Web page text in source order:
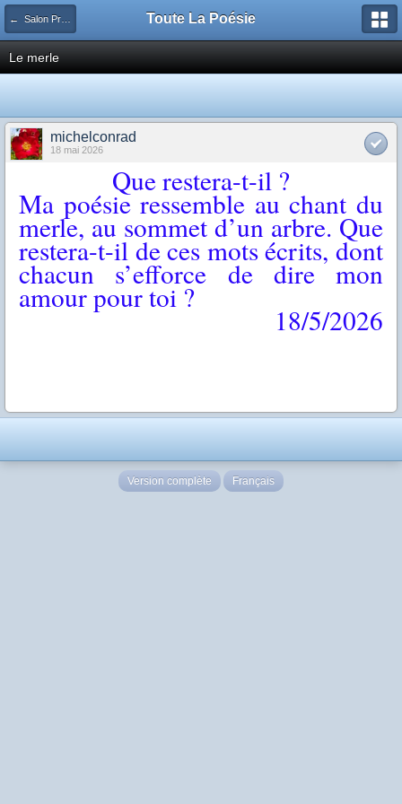
← Salon Principal Toute La Poésie
Le merle
michelconrad
18 mai 2026
Que restera-t-il ?
Ma poésie ressemble au chant du
merle, au sommet d’un arbre. Que
restera-t-il de ces mots écrits, dont
chacun s’efforce de dire mon
amour pour toi ?
18/5/2026
Version complète Français